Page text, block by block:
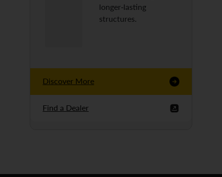
longer-lasting
structures.
Discover More
Find a Dealer